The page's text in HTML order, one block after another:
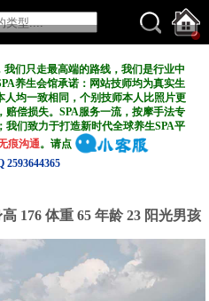
们只走最高端的路线，我们是行业中
养生会馆承诺：网站技师均为真实生
均一致相同，个别技师本人比照片更
偿损失。SPA服务一流，按摩手法专
我们致力于打造新时代全球养生SPA平
痕沟通。请点
2593644365
176 体重 65 年龄 23 阳光男孩